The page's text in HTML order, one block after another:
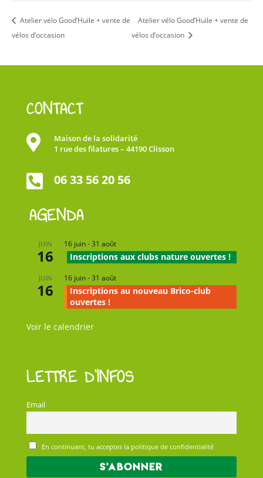
Atelier vélo Good’Huile + vente de
vélos d’occasion
Atelier vélo Good’Huile + vente de
vélos d’occasion
CONTACT

Maison de la solidarité
1 rue des filatures – 44190 Clisson
 06 33 56 20 56
AGENDA
JUIN
16
16 juin-31 août
Inscriptions aux clubs nature ouvertes !
JUIN
16
16 juin-31 août
Inscriptions au nouveau Brico-club
ouvertes !
Voir le calendrier
LETTRE D’INFOS
Email
En continuant, tu acceptes la politique de confidentialité